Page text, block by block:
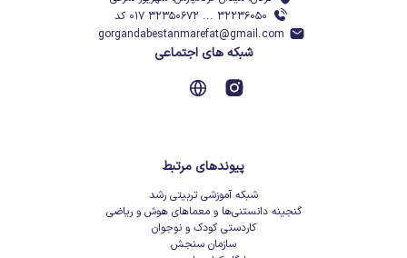
۳۲۲۳۶۰۵۰ ... ۳۲۳۵۰۶۷۲ ۰۱۷ کد
gorgandabestanmarefat@gmail.com
شبکه های اجتماعی
پیوندهای مرتبط
شبکه آموزشی تربیتی رشد
گنجینه دانستنی‌ها و معماهای هوش و ریاضی
کاردستی کودک و نوجوان
سازمان سنجش